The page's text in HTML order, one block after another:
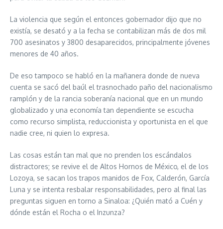
La violencia que según el entonces gobernador dijo que no
existía, se desató y a la fecha se contabilizan más de dos mil
700 asesinatos y 3800 desaparecidos, principalmente jóvenes
menores de 40 años.
De eso tampoco se habló en la mañanera donde de nueva
cuenta se sacó del baúl el trasnochado paño del nacionalismo
ramplón y de la rancia soberanía nacional que en un mundo
globalizado y una economía tan dependiente se escucha
como recurso simplista, reduccionista y oportunista en el que
nadie cree, ni quien lo expresa.
Las cosas están tan mal que no prenden los escándalos
distractores; se revive el de Altos Hornos de México, el de los
Lozoya, se sacan los trapos manidos de Fox, Calderón, García
Luna y se intenta resbalar responsabilidades, pero al final las
preguntas siguen en torno a Sinaloa: ¿Quién mató a Cuén y
dónde están el Rocha o el Inzunza?